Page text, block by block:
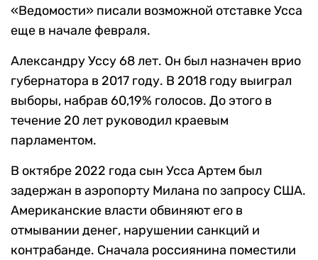
«Ведомости» писали возможной отставке Усса
еще в начале февраля.
Александру Уссу 68 лет. Он был назначен врио
губернатора в 2017 году. В 2018 году выиграл
выборы, набрав 60,19% голосов. До этого в
течение 20 лет руководил краевым
парламентом.
В октябре 2022 года сын Усса Артем был
задержан в аэропорту Милана по запросу США.
Американские власти обвиняют его в
отмывании денег, нарушении санкций и
контрабанде. Сначала россиянина поместили